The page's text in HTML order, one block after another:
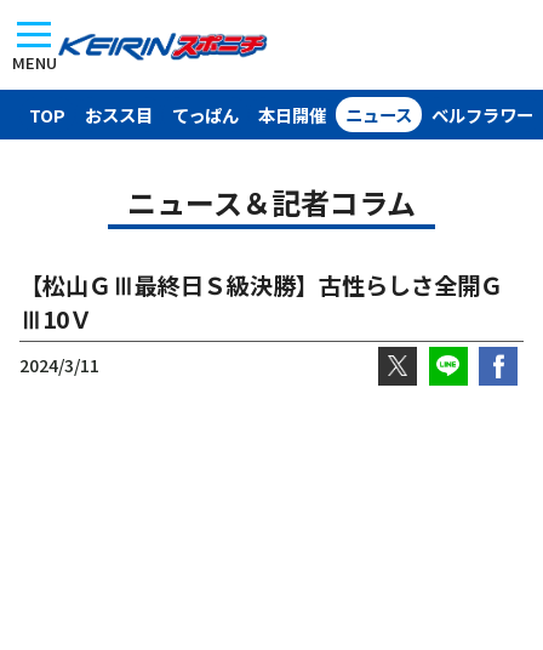
MENU
TOP おスス目 てっぱん 本日開催 ニュース ベルフラワー
ニュース＆記者コラム
【松山ＧⅢ最終日Ｓ級決勝】古性らしさ全開Ｇ
Ⅲ10Ｖ
2024/3/11